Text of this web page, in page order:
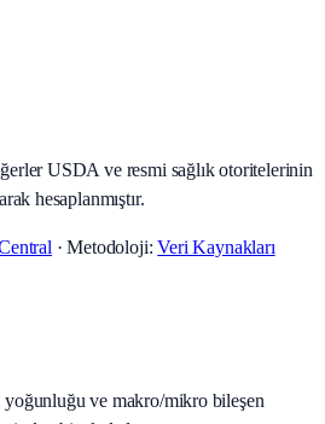
USDA ve resmi sağlık otoritelerinin
hesaplanmıştır.
· Metodoloji:Veri Kaynakları
yoğunluğu ve makro/mikro bileşen